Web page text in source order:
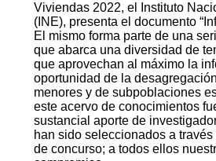
Viviendas 2022, el Instituto
(INE), presenta el documento
El mismo forma parte de una
que abarca una diversidad de
que aprovechan al máximo la
oportunidad de la
menores y de subpoblaciones
este acervo de conocimientos
sustancial aporte de
han sido seleccionados a
de concurso; a todos ellos